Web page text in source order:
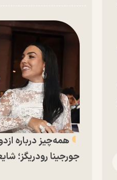
همه‌چیز درباره
جورجینا رودریگز؛